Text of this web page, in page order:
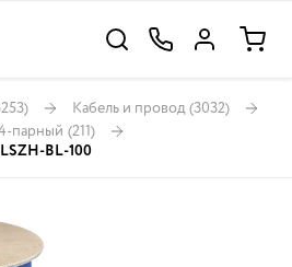
Кабель и провод (3032)
парный (211)
BL-100